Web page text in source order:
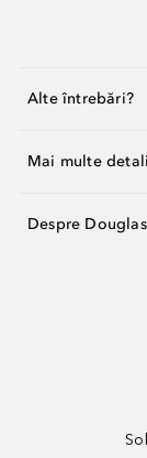
Alte întrebări?
Mai multe
Despre Douglas